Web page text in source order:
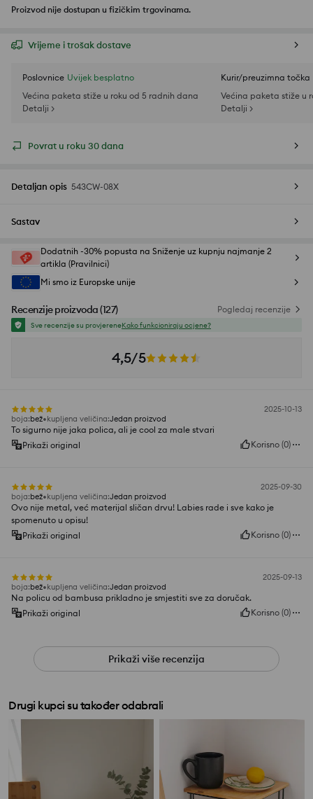
Proizvod nije dostupan u fizičkim trgovinama.
Vrijeme i trošak dostave
Poslovnice Uvijek besplatno
Većina paketa stiže u roku od 5 radnih dana
Detalji >
Kurir/preuzimna točka
Većina paketa stiže u
Detalji >
Povrat u roku 30 dana
Detaljan opis 543CW-08X
Sastav
Dodatnih -30% popusta na Sniženje uz kupnju najmanje 2
artikla (Pravilnici)
Mi smo iz Europske unije
Recenzije proizvoda(127) Pogledaj recenzije
Sve recenzije su provjereneKako funkcioniraju ocjene?
4,5/5
2025-10-13
boja:bež kupljena veličina:Jedan proizvod
To sigurno nije jaka polica, ali je cool za male stvari
Prikaži original
Korisno (0)
2025-09-30
boja:bež kupljena veličina:Jedan proizvod
Ovo nije metal, već materijal sličan drvu! Labies rade i sve kako je
spomenuto u opisu!
Prikaži original
Korisno (0)
2025-09-13
boja:bež kupljena veličina:Jedan proizvod
Na policu od bambusa prikladno je smjestiti sve za doručak.
Prikaži original
Korisno (0)
Prikaži više recenzija
Drugi kupci su također odabrali